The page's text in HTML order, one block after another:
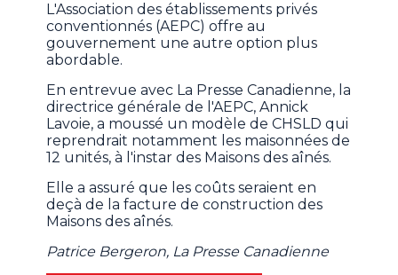
L'Association des établissements privés
conventionnés (AEPC) offre au
gouvernement une autre option plus
abordable.
En entrevue avec La Presse Canadienne, la
directrice générale de l'AEPC, Annick
Lavoie, a moussé un modèle de CHSLD qui
reprendrait notamment les maisonnées de
12 unités, à l'instar des Maisons des aînés.
Elle a assuré que les coûts seraient en
deçà de la facture de construction des
Maisons des aînés.
Patrice Bergeron, La Presse Canadienne